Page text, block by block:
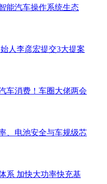
能汽车操作系统生态
人李彦宏提交3大提案
车消费！车圈大佬两会
、电池安全与车规级芯
系 加快大功率快充基